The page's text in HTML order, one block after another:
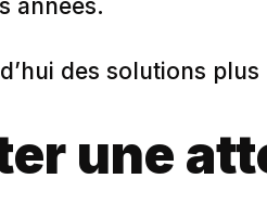
années.
des solutions
une